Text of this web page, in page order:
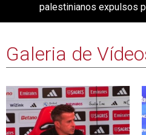
palestinianos expulsos
Galeria de